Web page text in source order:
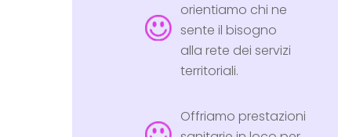
orientiamo chi ne
sente il bisogno
alla rete dei servizi
territoriali.
Offriamo prestazioni